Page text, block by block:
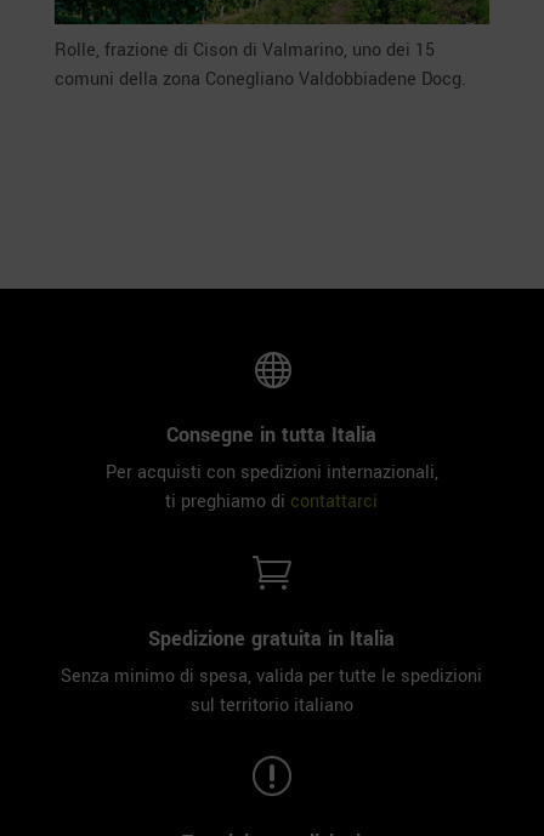
Rolle, frazione di Cison di Valmarino, uno dei 15
comuni della zona Conegliano Valdobbiadene Docg.

Consegne in tutta Italia
Per acquisti con spedizioni internazionali,
ti preghiamo di contattarci

Spedizione gratuita in Italia
Senza minimo di spesa, valida per tutte le spedizioni
sul territorio italiano
r